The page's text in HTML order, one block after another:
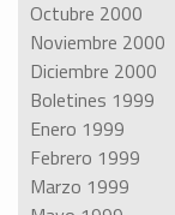
Octubre 2000
Noviembre 2000
Diciembre 2000
Boletines 1999
Enero 1999
Febrero 1999
Marzo 1999